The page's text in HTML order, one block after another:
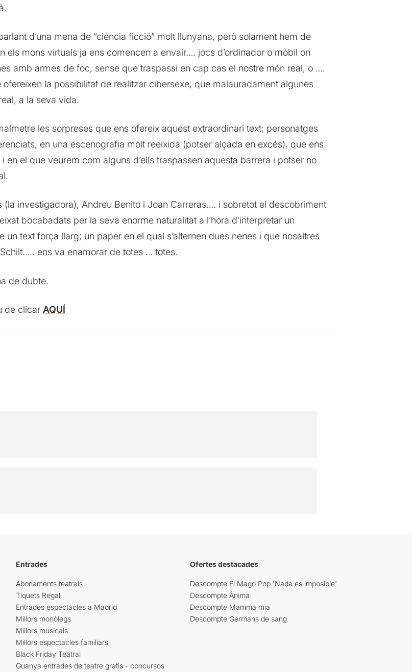
d’una mena de “ciència ficció” molt llunyana, però solament hem de
els mons virtuals ja ens comencen a envair…. jocs d’ordinador o mòbil on
amb armes de foc, sense que traspassi en cap cas el nostre món real, o ….
la possibilitat de realitzar cibersexe, que malauradament algunes
a la seva vida.
les sorpreses que ens ofereix aquest extraordinari text; personatges
en una escenografia molt reeixida (potser alçada en excés), que ens
en el que veurem com alguns d’ells traspassen aquesta barrera i potser no
investigadora), Andreu Benito i Joan Carreras…. i sobretot el descobriment
bocabadats per la seva enorme naturalitat a l’hora d’interpretar un
text força llarg; un paper en el qual s’alternen dues nenes i que nosaltres
ens va enamorar de totes … totes.
de dubte.
de clicar AQUÍ
Entrades
Abonaments teatrals
Tiquets Regal
Entrades espectacles a Madrid
Millors monòlegs
Millors musicals
Millors espectacles familiars
Black Friday Teatral
Guanya entrades de teatre gratis - concursos
Ofertes destacades
Descompte El Mago Pop 'Nada es imposible'
Descompte Ànima
Descompte Mamma mia
Descompte Germans de sang